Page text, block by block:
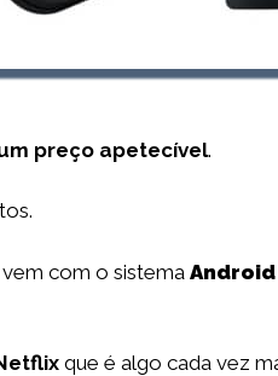
preço apetecível.
com o sistema Android
que é algo cada vez